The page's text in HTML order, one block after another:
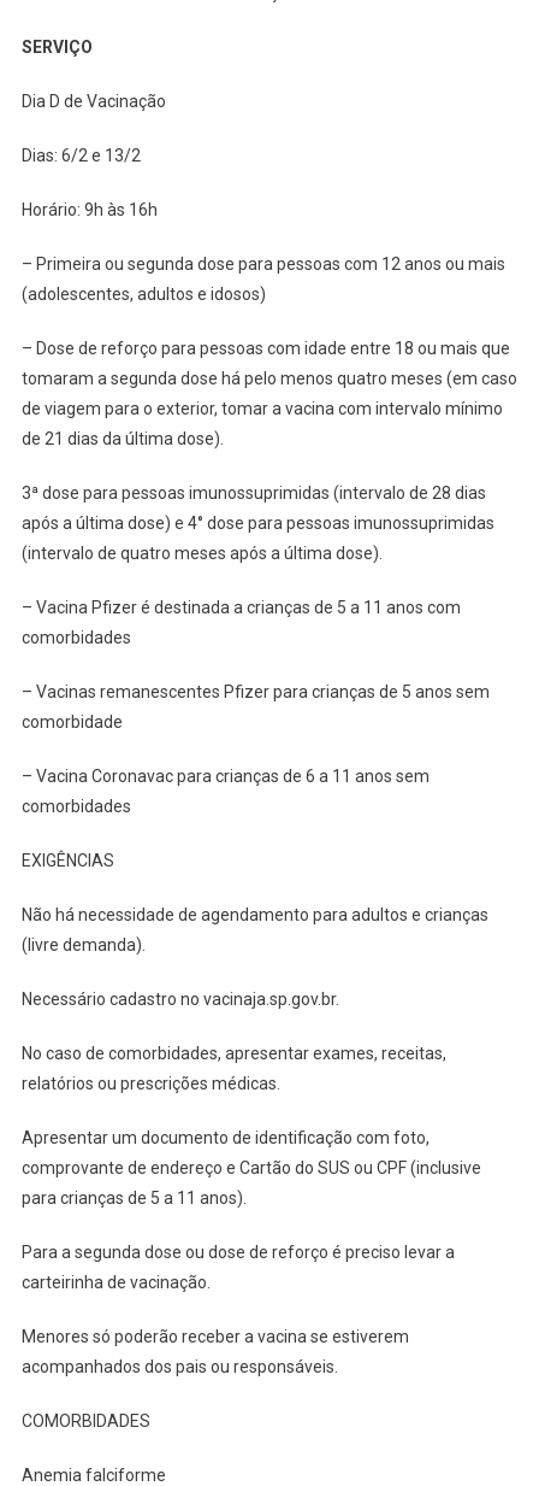
SERVIÇO
Dia D de Vacinação
Dias: 6/2 e 13/2
Horário: 9h às 16h
– Primeira ou segunda dose para pessoas com 12 anos ou mais
(adolescentes, adultos e idosos)
– Dose de reforço para pessoas com idade entre 18 ou mais que
tomaram a segunda dose há pelo menos quatro meses (em caso
de viagem para o exterior, tomar a vacina com intervalo mínimo
de 21 dias da última dose).
3ª dose para pessoas imunossuprimidas (intervalo de 28 dias
após a última dose) e 4° dose para pessoas imunossuprimidas
(intervalo de quatro meses após a última dose).
– Vacina Pfizer é destinada a crianças de 5 a 11 anos com
comorbidades
– Vacinas remanescentes Pfizer para crianças de 5 anos sem
comorbidade
– Vacina Coronavac para crianças de 6 a 11 anos sem
comorbidades
EXIGÊNCIAS
Não há necessidade de agendamento para adultos e crianças
(livre demanda).
Necessário cadastro no vacinaja.sp.gov.br.
No caso de comorbidades, apresentar exames, receitas,
relatórios ou prescrições médicas.
Apresentar um documento de identificação com foto,
comprovante de endereço e Cartão do SUS ou CPF (inclusive
para crianças de 5 a 11 anos).
Para a segunda dose ou dose de reforço é preciso levar a
carteirinha de vacinação.
Menores só poderão receber a vacina se estiverem
acompanhados dos pais ou responsáveis.
COMORBIDADES
Anemia falciforme